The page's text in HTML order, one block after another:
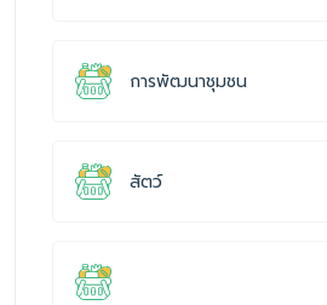
การพัฒนาชุมชน
สัตว์